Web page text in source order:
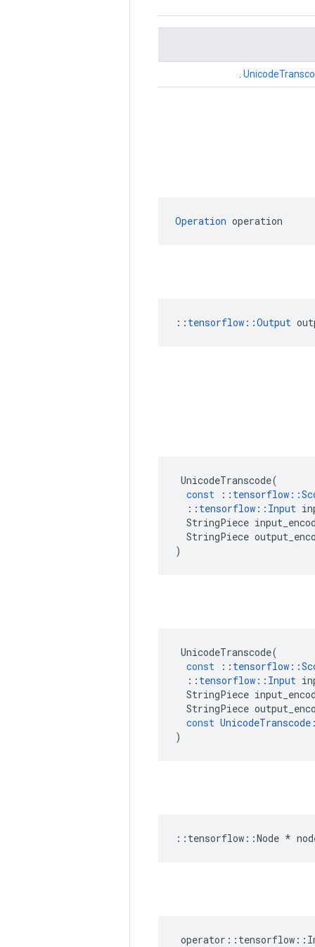
Operation operation
:: tensorflow::Output
UnicodeTranscode(
const
:: tensorflow ::
:: tensorflow :: Input
StringPiece
StringPiece
)
UnicodeTranscode(
const
:: tensorflow ::
:: tensorflow :: Input
StringPiece
StringPiece
const UnicodeTranscode
)
:: tensorflow ::Node *
operator :: tensorflow ::